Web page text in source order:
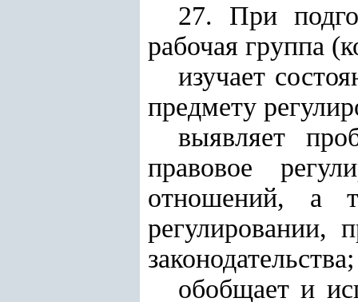
27. При
рабочая группа
изучает
предмету
выявляет
правовое
отношений, а
регулировании,
законодательства;
обобщает и